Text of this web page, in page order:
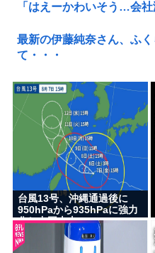
「はえーかわいそう…会社
最新の伊藤純奈さん、ふ
て・・・
台風13号、沖縄通過後に
950hPaから935hPaに強力
化し中国本土へwww